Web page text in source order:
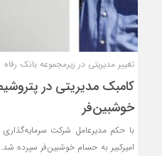
تغییر مدیریتی در زیرمجموعه بانک رفاه
کامبک مدیریتی در
خوشبین‌فر
با حکم مدیرعامل شرکت
امیرکبیر به حسام خوشبین‌فر سپرده